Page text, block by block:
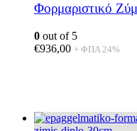
Φορμαριστικό
0 out of 5
€936,00 + ΦΠΑ 24%